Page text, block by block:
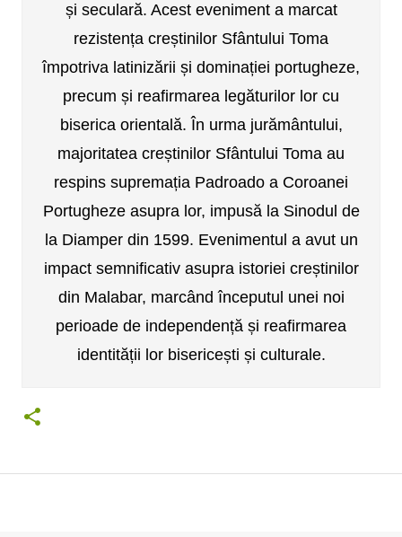
și seculară. Acest eveniment a marcat
rezistența creștinilor Sfântului Toma
împotriva latinizării și dominației portugheze,
precum și reafirmarea legăturilor lor cu
biserica orientală. În urma jurământului,
majoritatea creștinilor Sfântului Toma au
respins supremația Padroado a Coroanei
Portugheze asupra lor, impusă la Sinodul de
la Diamper din 1599. Evenimentul a avut un
impact semnificativ asupra istoriei creștinilor
din Malabar, marcând începutul unei noi
perioade de independență și reafirmarea
identității lor bisericești și culturale.